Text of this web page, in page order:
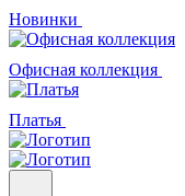
Новинки
Офисная коллекция
Платья